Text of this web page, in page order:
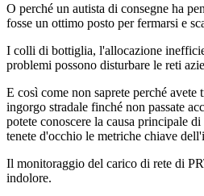
O perché un autista di consegne ha
fosse un ottimo posto per fermarsi e
I colli di bottiglia, l'allocazione
problemi possono disturbare le reti
E così come non saprete perché
ingorgo stradale finché non passate
potete conoscere la causa principale
tenete d'occhio le metriche chiave
Il monitoraggio del carico di rete di
indolore.